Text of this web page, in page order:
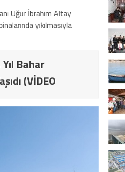
Uğur İbrahim Altay
yıkılmasıyla
Bahar
(VİDEO